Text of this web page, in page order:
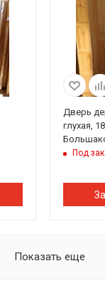
Дверь
глухая,
Под
Показать еще